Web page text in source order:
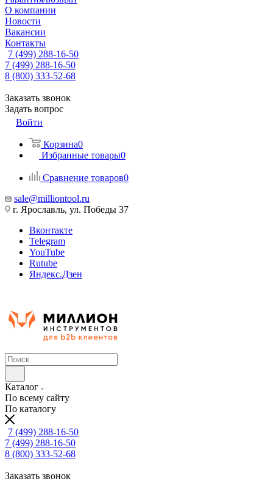
О компании
Новости
Вакансии
Контакты
7 (499) 288-16-50
7 (499) 288-16-50
8 (800) 333-52-68
Заказать звонок
Задать вопрос
Войти
Корзина0
Избранные товары0
Сравнение товаров0
sale@milliontool.ru
г. Ярославль, ул. Победы 37
Вконтакте
Telegram
YouTube
Rutube
Яндекс.Дзен
Каталог
По всему сайту
По каталогу
7 (499) 288-16-50
7 (499) 288-16-50
8 (800) 333-52-68
Заказать звонок